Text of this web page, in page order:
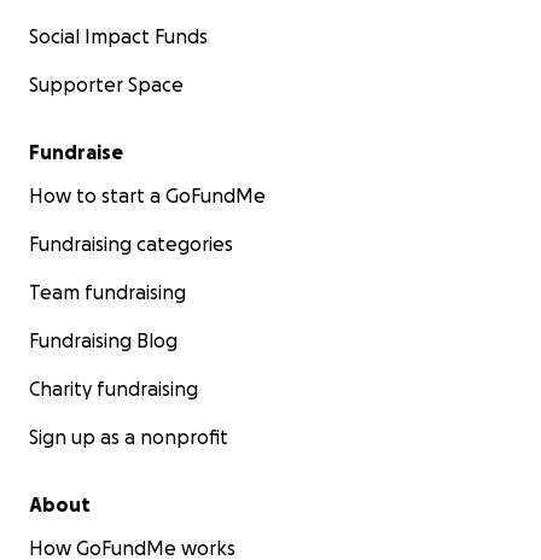
Social Impact Funds
Supporter Space
Fundraise
How to start a GoFundMe
Fundraising categories
Team fundraising
Fundraising Blog
Charity fundraising
Sign up as a nonprofit
About
How GoFundMe works